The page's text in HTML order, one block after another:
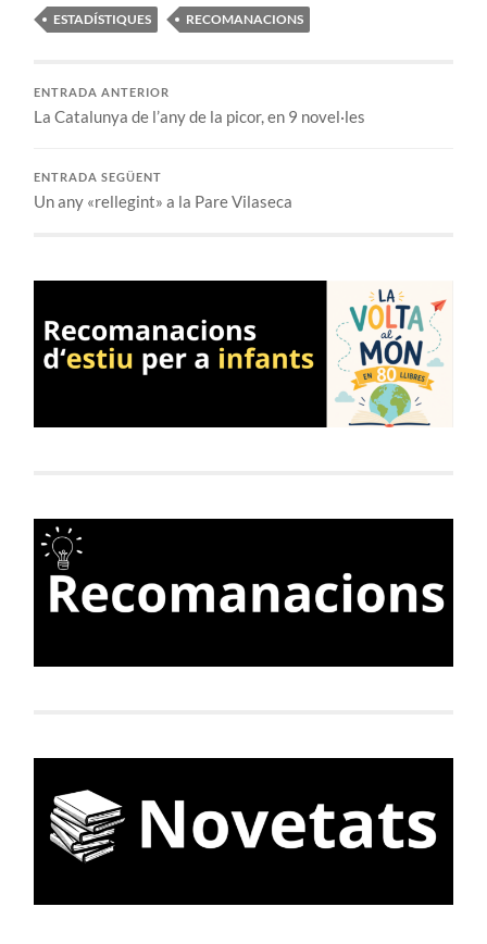
ESTADÍSTIQUES RECOMANACIONS
ENTRADA ANTERIOR
La Catalunya de l’any de la picor, en 9 novel·les
ENTRADA SEGÜENT
Un any «rellegint» a la Pare Vilaseca